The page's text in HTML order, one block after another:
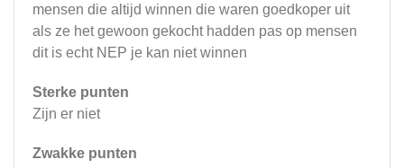
mensen die altijd winnen die waren goedkoper uit
als ze het gewoon gekocht hadden pas op mensen
dit is echt NEP je kan niet winnen
Sterke punten
Zijn er niet
Zwakke punten